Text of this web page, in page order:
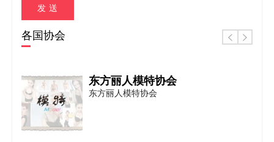
发 送
各国协会
东方丽人模特协会
东方丽人模特协会